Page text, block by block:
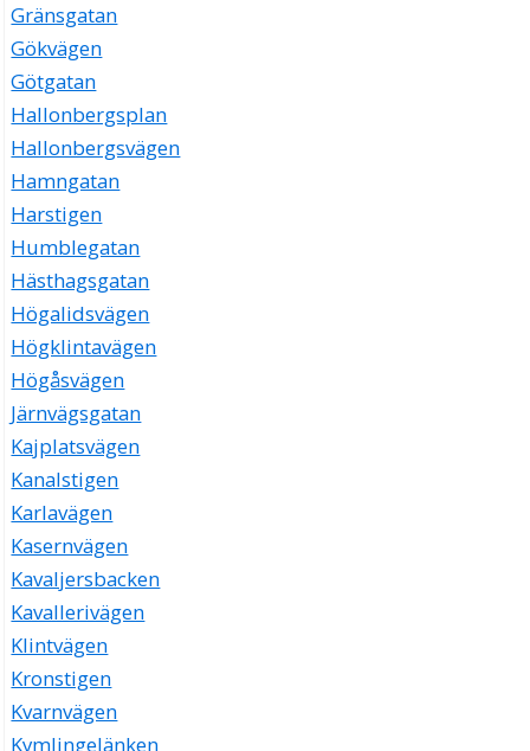
Gränsgatan
Gökvägen
Götgatan
Hallonbergsplan
Hallonbergsvägen
Hamngatan
Harstigen
Humblegatan
Hästhagsgatan
Högalidsvägen
Högklintavägen
Högåsvägen
Järnvägsgatan
Kajplatsvägen
Kanalstigen
Karlavägen
Kasernvägen
Kavaljersbacken
Kavallerivägen
Klintvägen
Kronstigen
Kvarnvägen
Kymlingelänken